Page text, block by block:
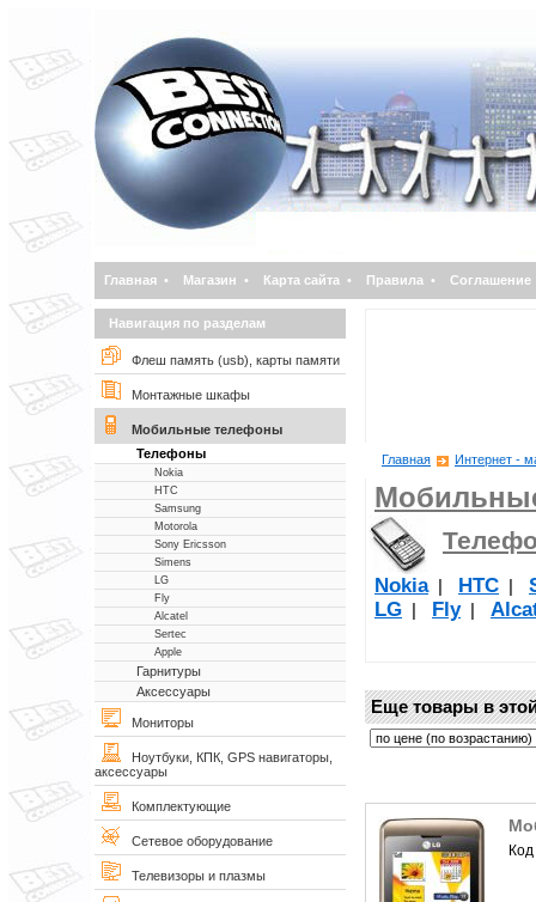
Главная • Магазин • Карта сайта • Правила • Соглашение
Навигация по разделам
Флеш память (usb), карты памяти
Монтажные шкафы
Мобильные телефоны
Телефоны
Nokia
НТС
Samsung
Motorola
Sony Ericsson
Simens
LG
Fly
Alcatel
Sertec
Apple
Гарнитуры
Аксессуары
Мониторы
Ноутбуки, КПК, GPS навигаторы,
аксессуары
Комплектующие
Сетевое оборудование
Телевизоры и плазмы
Главная Интернет -
Nokia| НТС |
LG | Fly|
Еще товары в